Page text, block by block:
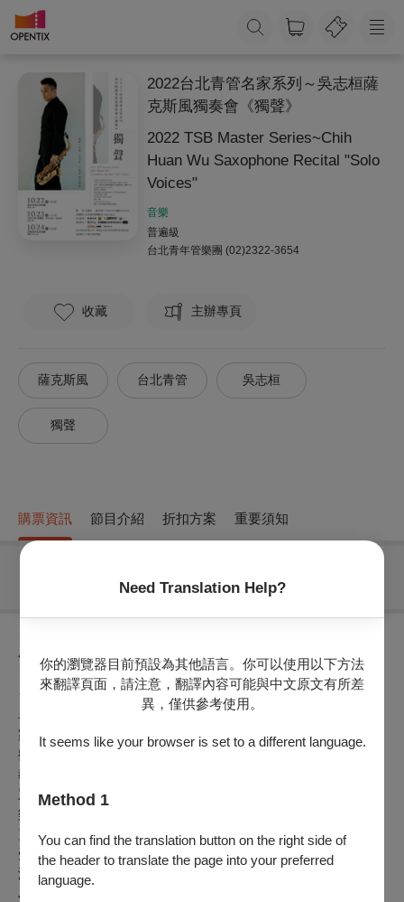
Need Translation Help?
你的瀏覽器目前預設為其他語言。你可以使用以下方法
來翻譯頁面，請注意，翻譯內容可能與中文原文有所差
異，僅供參考使用。
It seems like your browser is set to a different language.
Method 1
You can find the translation button on the right side of
the header to translate the page into your preferred
language.
2022台北青管名家系列～吳志桓薩
克斯風獨奏會《獨聲》
2022 TSB Master Series~Chih
Huan Wu Saxophone Recital "Solo
Voices"
音樂
普遍級
台北青年管樂團 (02)2322-3654
收藏 主辦專頁
薩克斯風 台北青管 吳志桓
獨聲
購票資訊 節目介紹 折扣方案 重要須知
節目介紹
台北青管2021年開始的新製作系列，邀請了臺灣在各項樂器知
名的演奏家，在室內樂召集人王騰寬博士的策劃下，舉辦「名
家系列」獨奏會。除了以這些名家的示範演奏，給予學子學習
觀摩的機會之，並促進提升臺灣管樂的音樂演奏水平，另一個
教育面的含意，就是推廣該樂器的音樂與曲目，讓更多一般大
眾可以認識，增加藝文氣息與素養。下半年由臺灣藝術大學音
樂系兼任薩克斯風助理教授吳志桓博士擔綱主角，帶來多首薩
克斯風獨奏名曲，給予觀眾與音樂學習者不一樣的發現與感
受。
演出曲目∣
Johann Sebastian Bach: Cello Suite No.4 in Eb Major, BWV